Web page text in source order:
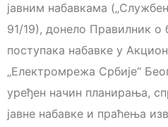
јавним набавкама
91/19), донело Правилник
поступака набавке у
„Електромрежа Србије“
уређен начин планирања,
јавне набавке и праћења